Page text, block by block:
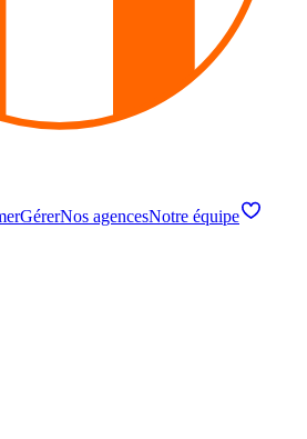
GérerNos agencesNotre équipe